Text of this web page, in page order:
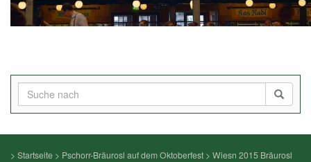
> Startseite > Pschorr-Bräurosl auf dem Oktoberfest > Wiesn 2015 Bräurosl